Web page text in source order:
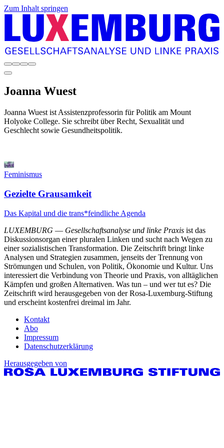
Zum Inhalt springen
Joanna Wuest
Joanna Wuest ist Assistenzprofessorin für Politik am Mount
Holyoke College. Sie schreibt über Recht, Sexualität und
Geschlecht sowie Gesundheitspolitik.
Feminismus
Gezielte Grausamkeit
Das Kapital und die trans*feindliche Agenda
LUXEMBURG — Gesellschaftsanalyse und linke Praxis ist das
Diskussionsorgan einer pluralen Linken und sucht nach Wegen zu
einer sozialistischen Transformation. Die Zeitschrift bringt linke
Analysen und Strategien zusammen, jenseits der Trennung von
Strömungen und Schulen, von Politik, Ökonomie und Kultur. Uns
interessiert die Verbindung von Theorie und Praxis, von alltäglichen
Kämpfen und großen Alternativen. Was tun – und wer tut es? Die
Zeitschrift wird herausgegeben von der Rosa-Luxemburg-Stiftung
und erscheint kostenfrei dreimal im Jahr.
Kontakt
Abo
Impressum
Datenschutzerklärung
Herausgegeben von